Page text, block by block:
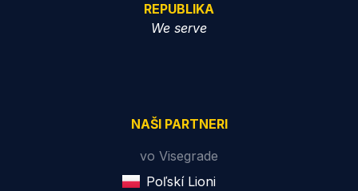
REPUBLIKA
We serve
NAŠI PARTNERI
vo Visegrade
Poľskí Lioni